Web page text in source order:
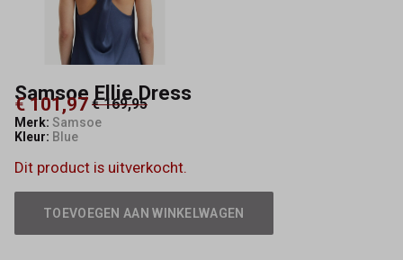
Samsoe Ellie Dress
€ 101,97 € 169,95
Merk: Samsoe
Kleur: Blue
Dit product is uitverkocht.
TOEVOEGEN AAN WINKELWAGEN